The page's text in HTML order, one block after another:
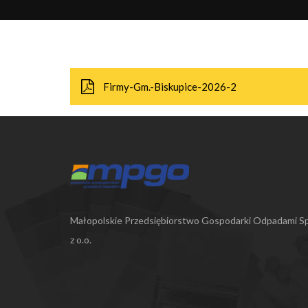
Firmy-Gm.-Biskupice-2026-2
Małopolskie Przedsiębiorstwo Gospodarki Odpadami
z o.o.